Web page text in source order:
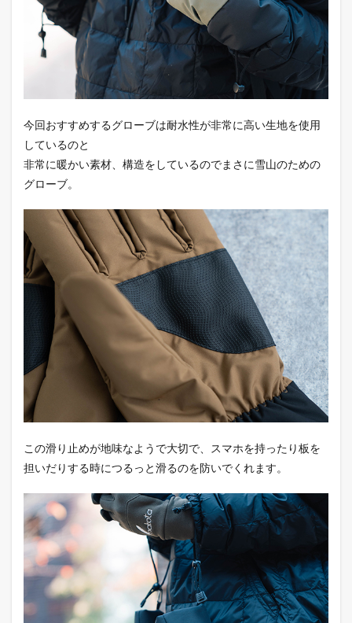
今回おすすめするグローブは耐水性が非常に高い生地を使用
しているのと
非常に暖かい素材、構造をしているのでまさに雪山のための
グローブ。
この滑り止めが地味なようで大切で、スマホを持ったり板を
担いだりする時につるっと滑るのを防いでくれます。